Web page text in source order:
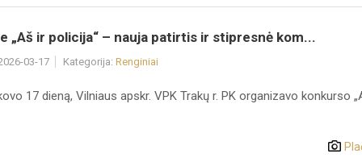
„Aš ir policija“ – nauja patirtis ir stipresnė kom...
03-17 Kategorija: Renginiai
17 dieną, Vilniaus apskr. VPK Trakų r. PK organizavo konkurso